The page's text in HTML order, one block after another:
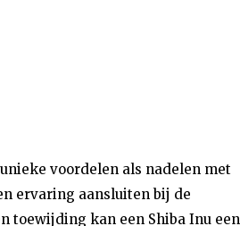
voordelen als nadelen met
ervaring aansluiten bij de
toewijding kan een Shiba Inu een